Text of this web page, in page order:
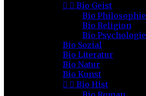
  Bio Geist
Bio Philosophie
Bio Religion
Bio Psychologie
Bio Sozial
Bio Literatur
Bio Natur
Bio Kunst
  Bio Hist